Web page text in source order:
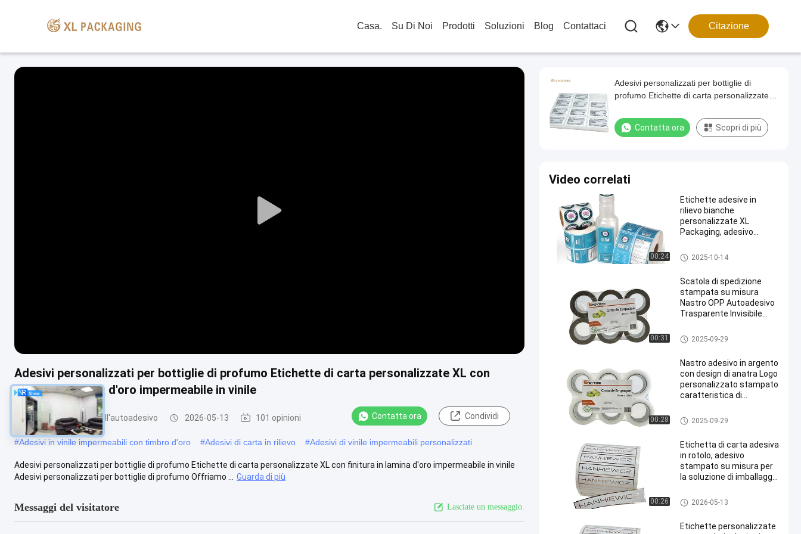
Casa. Su Di Noi Prodotti Soluzioni Blog Contattaci Citazione
Play
Adesivi personalizzati per bottiglie di profumo Etichette di carta personalizzate XL con
finitura in lamina d'oro impermeabile in vinile
Etichetta di carta dell'autoadesivo 2026-05-13 101 opinioni Contatta ora Condividi
#Adesivi in vinile impermeabili con timbro d'oro #Adesivi di carta in rilievo #Adesivi di vinile impermeabili personalizzati
Adesivi personalizzati per bottiglie di profumo Etichette di carta personalizzate XL con finitura in lamina d'oro impermeabile in vinile
Adesivi personalizzati per bottiglie di profumo Offriamo ...
Guarda di più
Messaggi del visitatore Lasciate un messaggio.
Adesivi personalizzati per bottiglie di
profumo Etichette di carta personalizzate
impermeabile in vinile
Contatta ora Scopri di più
Video correlati
00:24
Etichette adesive in
rilievo bianche
personalizzate XL
Packaging, adesivo
opaca/lucida, stampa ad
alta risoluzione, ideale per
confezionamento
prodotti, applicazioni
decorative
Etichetta di carta dell'autoade
sivo
2025-10-14
00:31
Scatola di spedizione
stampata su misura
Nastro OPP Autoadesivo
Trasparente Invisibile
Pacchetto Nastro Jumbo
Roll
Etichetta di carta dell'autoade
sivo
2025-09-29
00:28
Nastro adesivo in argento
con design di anatra Logo
personalizzato stampato
caratteristica di
impermeabile per
tessuto di stoffa
Etichetta di carta dell'autoade
sivo
2025-09-29
00:26
Etichetta di carta adesiva
in rotolo, adesivo
stampato su misura per
la soluzione di imballaggio
Etichetta di carta dell'autoade
sivo
2026-05-13
Etichette personalizzate